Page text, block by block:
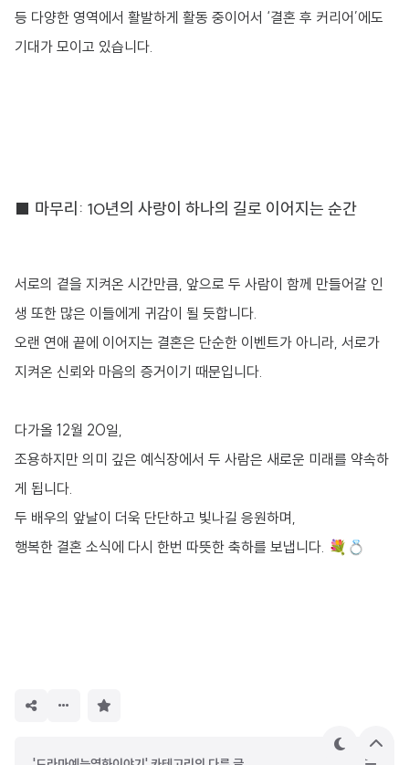
등 다양한 영역에서 활발하게 활동 중이어서 ‘결혼 후 커리어’에도
기대가 모이고 있습니다.
■ 마무리: 10년의 사랑이 하나의 길로 이어지는 순간
서로의 곁을 지켜온 시간만큼, 앞으로 두 사람이 함께 만들어갈 인
생 또한 많은 이들에게 귀감이 될 듯합니다.
오랜 연애 끝에 이어지는 결혼은 단순한 이벤트가 아니라, 서로가
지켜온 신뢰와 마음의 증거이기 때문입니다.
다가올 12월 20일,
조용하지만 의미 깊은 예식장에서 두 사람은 새로운 미래를 약속하
게 됩니다.
두 배우의 앞날이 더욱 단단하고 빛나길 응원하며,
행복한 결혼 소식에 다시 한번 따뜻한 축하를 보냅니다. 💐💍
테
상